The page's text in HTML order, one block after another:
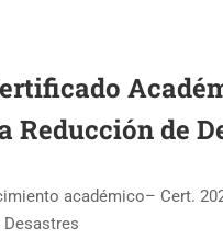
de
académico– Cert.